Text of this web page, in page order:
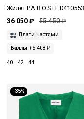
Жилет P.A.R.O.S.H. D410553
36 050 ₽ 55 450 ₽
Плати частями
Баллы +5 408 ₽
40 42 44
-35%